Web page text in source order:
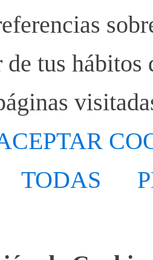
de tus
TODAS